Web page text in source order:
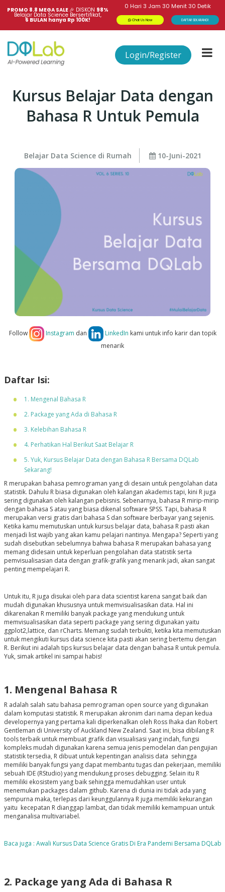
PROMO 8.8 MEGA SALE 🎉 DISKON 98%
Belajar Data Science Bersertifikat,
6 BULAN hanya Rp 100K!
0 Hari 3 Jam 30 Menit29 Detik
Chat Us Now DAFTAR SEKARANG!
Login/Register
Kursus Belajar Data dengan
Bahasa R Untuk Pemula
Belajar Data Science di Rumah 10-Juni-2021
Follow Instagram dan LinkedIn kami untuk info karir dan topik
menarik
Daftar Isi:
1. Mengenal Bahasa R
2. Package yang Ada di Bahasa R
3. Kelebihan Bahasa R
4. Perhatikan Hal Berikut Saat Belajar R
5. Yuk, Kursus Belajar Data dengan Bahasa R Bersama DQLab
Sekarang!
R merupakan bahasa pemrograman yang di desain untuk pengolahan data
statistik. Dahulu R biasa digunakan oleh kalangan akademis tapi, kini R juga
sering digunakan oleh kalangan pebisnis. Sebenarnya, bahasa R mirip-mirip
dengan bahasa S atau yang biasa dikenal software SPSS. Tapi, bahasa R
merupakan versi gratis dari bahasa S dan software berbayar yang sejenis.
Ketika kamu memutuskan untuk kursus belajar data, bahasa R pasti akan
menjadi list wajib yang akan kamu pelajari nantinya. Mengapa? Seperti yang
sudah disebutkan sebelumnya bahwa bahasa R merupakan bahasa yang
memang didesain untuk keperluan pengolahan data statistik serta
pemvisualisasian data dengan grafik-grafik yang menarik jadi, akan sangat
penting mempelajari R.
Untuk itu, R juga disukai oleh para data scientist karena sangat baik dan
mudah digunakan khususnya untuk memvisualisasikan data. Hal ini
dikarenakan R memiliki banyak package yang mendukung untuk
memvisualisasikan data seperti package yang sering digunakan yaitu
ggplot2,lattice, dan rCharts. Memang sudah terbukti, ketika kita memutuskan
untuk mengikuti kursus data science kita pasti akan sering bertemu dengan
R. Berikut ini adalah tips kursus belajar data dengan bahasa R untuk pemula.
Yuk, simak artikel ini sampai habis!
1. Mengenal Bahasa R
R adalah salah satu bahasa pemrograman open source yang digunakan
dalam komputasi statistik. R merupakan akronim dari nama depan kedua
developernya yang pertama kali diperkenalkan oleh Ross Ihaka dan Robert
Gentleman di University of Auckland New Zealand. Saat ini, bisa dibilang R
tools terbaik untuk membuat grafik dan visualisasi yang indah, fungsi
kompleks mudah digunakan karena semua jenis pemodelan dan pengujian
statistik tersedia, R dibuat untuk kepentingan analisis data sehingga
memiliki banyak fungsi yang dapat membantu tugas dan pekerjaan, memiliki
sebuah IDE (RStudio) yang mendukung proses debugging. Selain itu R
memiliki ekosistem yang baik sehingga memudahkan user untuk
menemukan packages dalam github. Karena di dunia ini tidak ada yang
sempurna maka, terlepas dari keunggulannya R juga memiliki kekurangan
yaitu kecepatan R dianggap lambat, dan tidak memiliki kemampuan untuk
menganalisa multivariabel.
Baca juga : Awali Kursus Data Science Gratis Di Era Pandemi Bersama DQLab
2. Package yang Ada di Bahasa R